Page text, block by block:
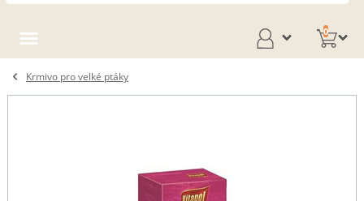
0
Krmivo pro velké ptáky